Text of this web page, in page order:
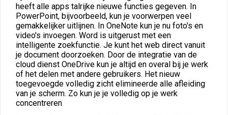
heeft alle apps talrijke nieuwe functies gegeven. In
PowerPoint, bijvoorbeeld, kun je voorwerpen veel
gemakkelijker uitlijnen. In OneNote kun je nu foto's en
video's invoegen. Word is uitgerust met een
intelligente zoekfunctie. Je kunt het web direct vanuit
je document doorzoeken. Door de integratie van de
cloud dienst OneDrive kun je altijd en overal bij je werk
of het delen met andere gebruikers. Het nieuw
toegevoegde volledig zicht elimineerde alle afleiding
van je scherm. Zo kun je je volledig op je werk
concentreren